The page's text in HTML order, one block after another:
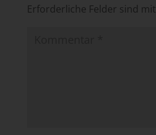
Erforderliche Felder sind mit